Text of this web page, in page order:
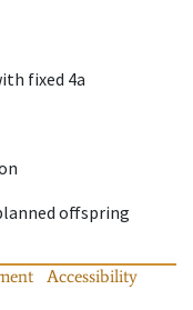
fixed 4a
offspring
Accessibility